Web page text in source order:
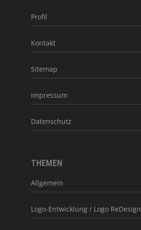
Profil
Kontakt
Sitemap
Impressum
Datenschutz
THEMEN
Allgemein
Logo-Entwicklung / Logo ReDesign